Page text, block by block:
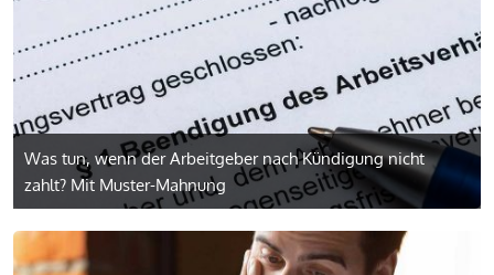
Was tun, wenn der Arbeitgeber nach Kündigung nicht
zahlt? Mit Muster-Mahnung